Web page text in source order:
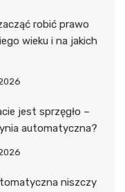
robić prawo
wieku i na jakich
jest sprzęgło –
automatyczna?
niszczy